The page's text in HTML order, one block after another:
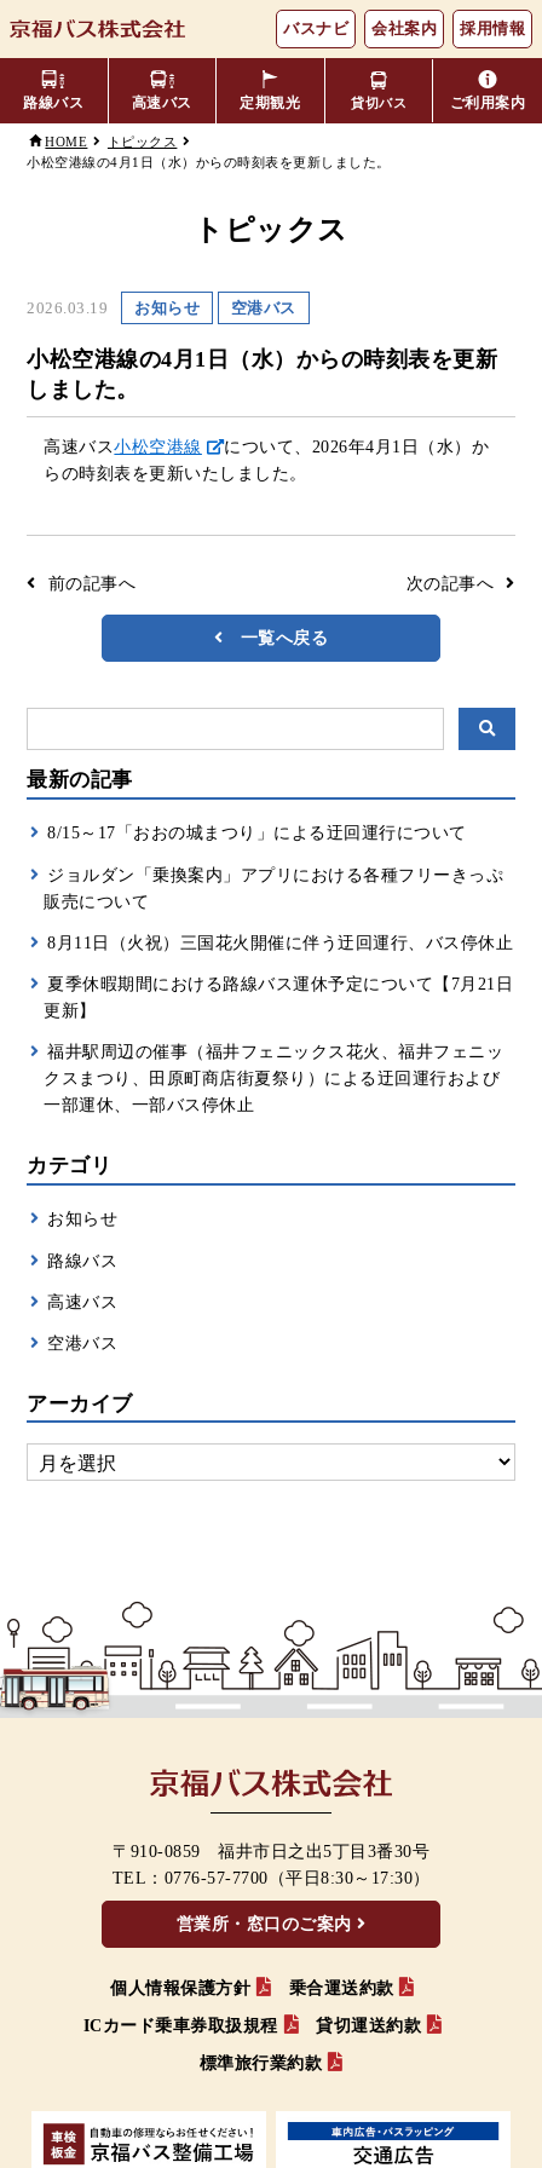
バスナビ 会社案内 採用情報
路線バス
のりば案内
季節・特別運行バス 配布時刻表
定期券 お得なきっぷ
検索
京福バスナビ
10種類のICカードが利用可能
交通系ICカード
ジョルダン
高速バス 定期観光 貸切バス ご利用案内
キャッシュレス対応
HOME
トピックス
小松空港線の4月1日（水）からの時刻表を更新しました。
トピックス
2026.03.19 お知らせ 空港バス
小松空港線の4月1日（水）からの時刻表を更新
しました。
高速バス小松空港線
について、2026年4月1日（水）か
らの時刻表を更新いたしました。
前の記事へ 次の記事へ
一覧へ戻る
最新の記事
8/15～17「おおの城まつり」による迂回運行について
ジョルダン「乗換案内」アプリにおける各種フリーきっぷ
販売について
8月11日（火祝）三国花火開催に伴う迂回運行、バス停休止
夏季休暇期間における路線バス運休予定について【7月21日
更新】
福井駅周辺の催事（福井フェニックス花火、福井フェニッ
クスまつり、田原町商店街夏祭り）による迂回運行および
一部運休、一部バス停休止
カテゴリ
お知らせ
路線バス
高速バス
空港バス
アーカイブ
〒910-0859 福井市日之出5丁目3番30号
TEL： 0776-57-7700 （平日8:30～17:30）
営業所・窓口のご案内
個人情報保護方針 乗合運送約款
ICカード乗車券取扱規程 貸切運送約款
標準旅行業約款